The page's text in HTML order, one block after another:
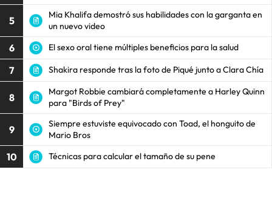
5
Mia Khalifa demostró sus habilidades con la garganta en
un nuevo video
6 El sexo oral tiene múltiples beneficios para la salud
7 Shakira responde tras la foto de Piqué junto a Clara Chía
8
Margot Robbie cambiará completamente a Harley Quinn
para "Birds of Prey"
9
Siempre estuviste equivocado con Toad, el honguito de
Mario Bros
10 Técnicas para calcular el tamaño de su pene